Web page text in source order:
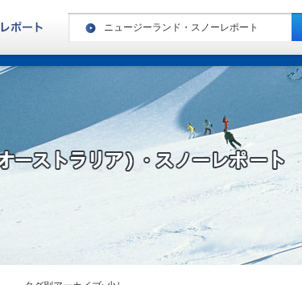
ニュージーランド・スノーレポート
ヨーロッパ・ハイキングレポート
カナダ・ハイキングレポート
ヨーロッパ・スノーレポート
カナダ・スノーレポート
アメリカ・スノーレポート
スペシャルキャンプ・スノーレポート
ニュージーランド・スノーレポート
南米・スノーレポート